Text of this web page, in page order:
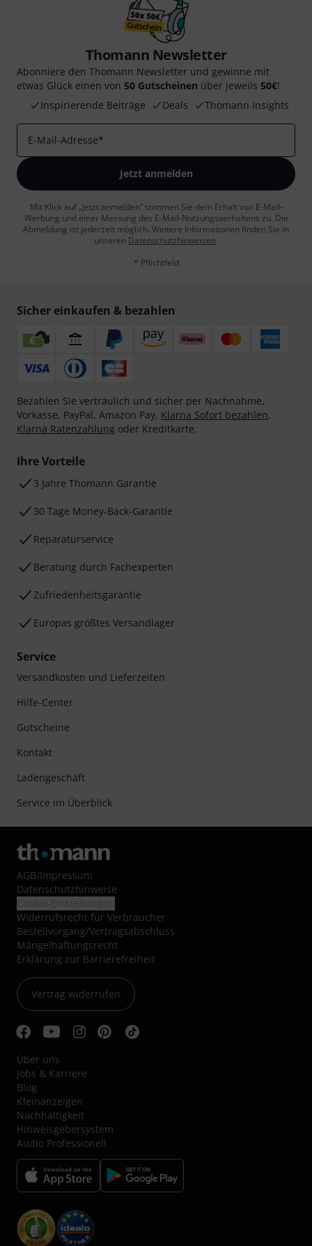
Thomann Newsletter
Abonniere den Thomann Newsletter und gewinne mit
etwas Glück einen von 50 Gutscheinen über jeweils 50€!
Inspirierende Beiträge
Deals Thomann Insights
E-Mail-Adresse*
Jetzt anmelden
Mit Klick auf „Jetzt anmelden“ stimmen Sie dem Erhalt von E-Mail-
Werbung und einer Messung des E-Mail-Nutzungsverhaltens zu. Die
Abmeldung ist jederzeit möglich. Weitere Informationen finden Sie in
unseren Datenschutzhinweisen.
* Pflichtfeld
Sicher einkaufen & bezahlen
Bezahlen Sie vertraulich und sicher per Nachnahme,
Vorkasse, PayPal, Amazon Pay, Klarna Sofort bezahlen,
Klarna Ratenzahlung oder Kreditkarte.
Ihre Vorteile
3 Jahre Thomann Garantie
30 Tage Money-Back-Garantie
Reparaturservice
Beratung durch Fachexperten
Zufriedenheitsgarantie
Europas größtes Versandlager
Service
Versandkosten und Lieferzeiten
Hilfe-Center
Gutscheine
Kontakt
Ladengeschäft
Service im Überblick
AGB/Impressum
Datenschutzhinweise
Widerrufsrecht für Verbraucher
Bestellvorgang/Vertragsabschluss
Mängelhaftungsrecht
Erklärung zur Barrierefreiheit
Vertrag widerrufen
Über uns
Jobs & Karriere
Blog
Kleinanzeigen
Nachhaltigkeit
Hinweisgebersystem
Audio Professionell